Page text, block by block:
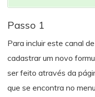
Passo 1
Para incluir este canal
cadastrar um novo
ser feito através da
que se encontra no